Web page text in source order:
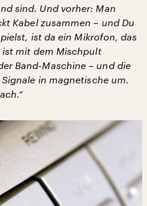
sind. Und vorher: Man
Kabel zusammen – und Du
ist da ein Mikrofon, das
ist mit dem Mischpult
Band-Maschine – und die
in magnetische um.